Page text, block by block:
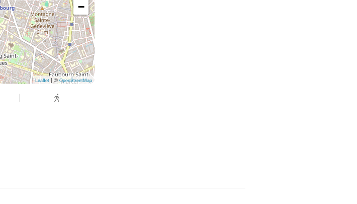
−
Leaflet | © OpenStreetMap